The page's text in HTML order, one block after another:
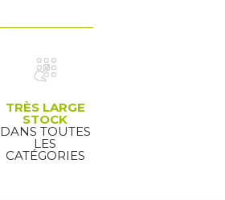
TRÈS LARGE
STOCK
DANS TOUTES
LES
CATÉGORIES